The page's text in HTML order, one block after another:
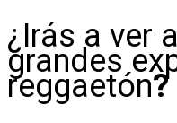
¿Irás a ver
grandes
reggaetón?